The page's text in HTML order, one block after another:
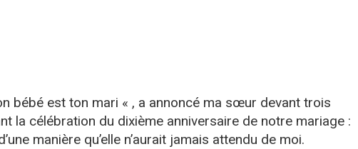
bébé est ton mari « , a annoncé ma sœur devant trois
la célébration du dixième anniversaire de notre mariage :
manière qu’elle n’aurait jamais attendu de moi.